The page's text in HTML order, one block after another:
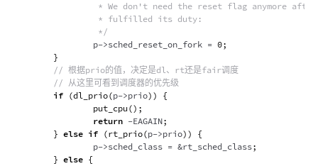
* We don't need the reset flag anymore
                 * fulfilled its duty:
                 */
                p
->sched_reset_on_fork = 0;
}
// 根据prio的值，决定是dl、rt还是fair调度
// 从这里可看到调度器的优先级
if (dl_prio(p->prio) )
{
put_cpu() ;
return -EAGAIN;
} else if (rt_prio(p->prio) )
{
                p
->sched_class = &rt_sched_class;
} else {